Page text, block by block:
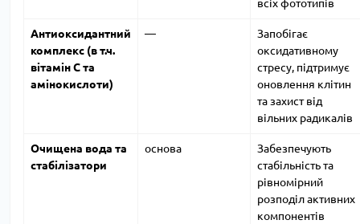
всіх фототипів
Антиоксидантний
комплекс (в т.ч.
вітамін C та
амінокислоти)
—
Запобігає
оксидативному
стресу, підтримує
оновлення клітин
та захист від
вільних радикалів
Очищена вода та
стабілізатори
основа
Забезпечують
стабільність та
рівномірний
розподіл активних
компонентів